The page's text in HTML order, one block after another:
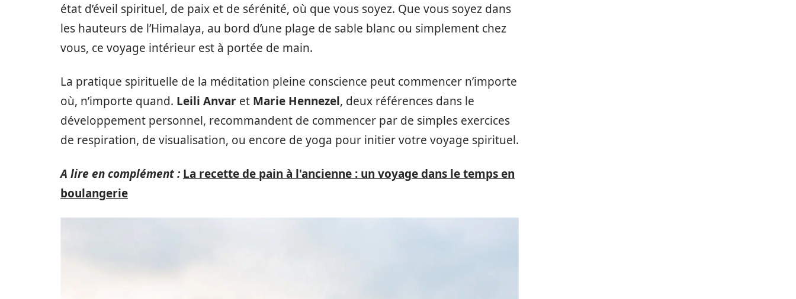
état d’éveil spirituel, de paix et de sérénité, où que vous soyez. Que vous soyez dans
les hauteurs de l’Himalaya, au bord d’une plage de sable blanc ou simplement chez
vous, ce voyage intérieur est à portée de main.
La pratique spirituelle de la méditation pleine conscience peut commencer n’importe
où, n’importe quand. Leili Anvar et Marie Hennezel, deux références dans le
développement personnel, recommandent de commencer par de simples exercices
de respiration, de visualisation, ou encore de yoga pour initier votre voyage spirituel.
A lire en complément : La recette de pain à l'ancienne : un voyage dans le temps en
boulangerie